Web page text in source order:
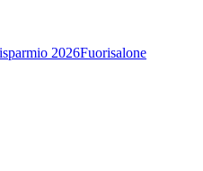
2026Fuorisalone